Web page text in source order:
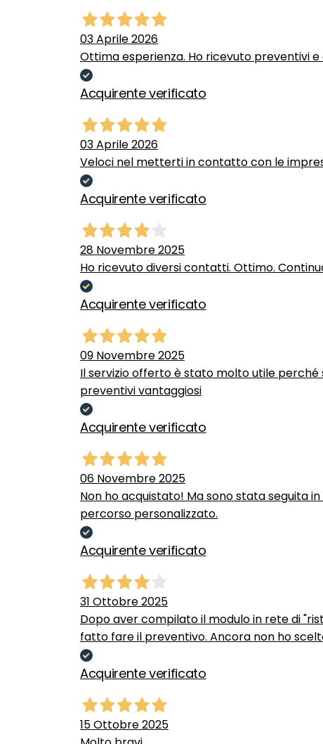
03 Aprile 2026
Ottima esperienza. Ho ricevuto preventivi
Acquirente verificato
03 Aprile 2026
Veloci nel metterti in contatto con le
Acquirente verificato
28 Novembre 2025
Ho ricevuto diversi contatti. Ottimo.
Acquirente verificato
09 Novembre 2025
Il servizio offerto è stato molto utile
preventivi vantaggiosi
Acquirente verificato
06 Novembre 2025
Non ho acquistato! Ma sono stata seguita
percorso personalizzato.
Acquirente verificato
31 Ottobre 2025
Dopo aver compilato il modulo in rete di
fatto fare il preventivo. Ancora non ho
Acquirente verificato
15 Ottobre 2025